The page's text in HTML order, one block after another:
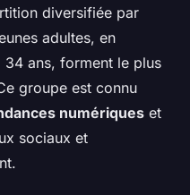
diversifiée par
adultes, en
34 ans, forment le plus
groupe est connu
numériques et
sociaux et